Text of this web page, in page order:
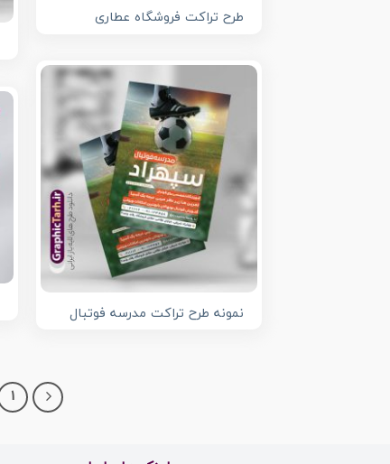
طرح تراکت فروشگاه عطاری
نمونه طرح تراکت مدرسه فوتبال
1